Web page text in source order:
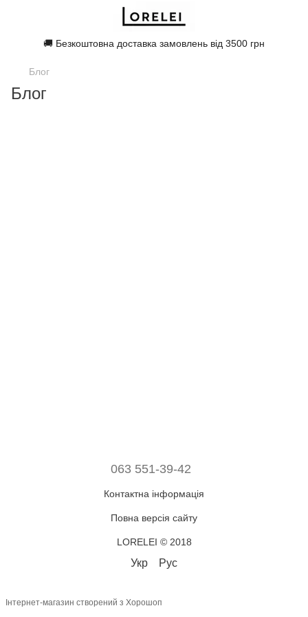
🚚 Безкоштовна доставка замовлень від 3500 грн
Блог
Блог
063 551-39-42
Контактна інформація
Повна версія сайту
LORELEI © 2018
Укр Рус
Інтернет-магазин створений з Хорошоп